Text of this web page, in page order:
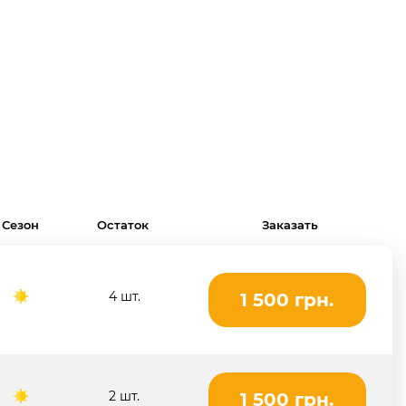
Сезон Остаток Заказать
4 шт. 1 500 грн.
2 шт. 1 500 грн.